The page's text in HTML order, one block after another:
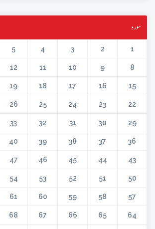
سورہ
1
2
3
4
5
8
9
10
11
12
15
16
17
18
19
22
23
24
25
26
29
30
31
32
33
36
37
38
39
40
43
44
45
46
47
50
51
52
53
54
57
58
59
60
61
64
65
66
67
68